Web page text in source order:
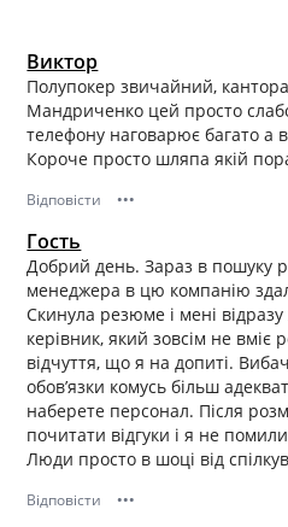
Виктор
Полупокер звичайний,
Мандриченко цей просто
телефону наговарює багато а в
Короче просто шляпа якій
Відповісти •••
Гость
Добрий день. Зараз в пошуку
менеджера в цю компанію
Скинула резюме і мені
керівник, який зовсім не
відчуття, що я на допиті.
обов’язки комусь більш
наберете персонал. Після
почитати відгуки і я не
Люди просто в шоці від
Відповісти •••